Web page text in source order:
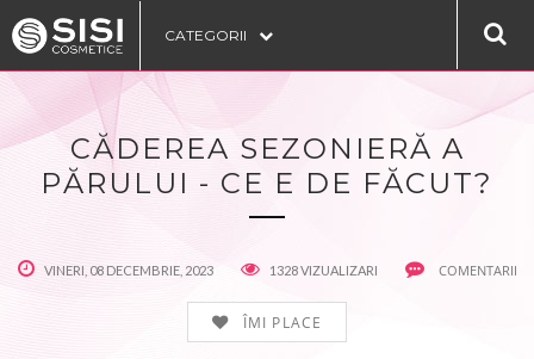
CATEGORII
CĂDEREA SEZONIERĂ A
PĂRULUI - CE E DE FĂCUT?
VINERI, 08 DECEMBRIE, 2023 1328 VIZUALIZARI COMENTARII
ÎMI PLACE